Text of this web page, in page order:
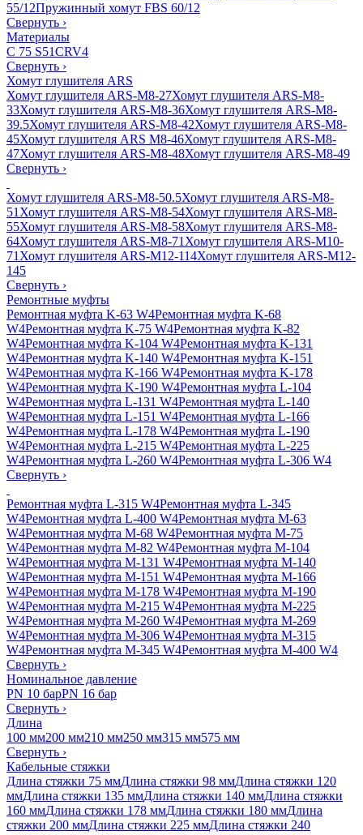
55/12Пружинный хомут FBS 60/12
Свернуть ›
Материалы
C 75 S51CRV4
Свернуть ›
Хомут глушителя ARS
Хомут глушителя ARS-M8-27Хомут глушителя ARS-M8-
33Хомут глушителя ARS-M8-36Хомут глушителя ARS-M8-
39.5Хомут глушителя ARS-M8-42Хомут глушителя ARS-M8-
45Хомут глушителя ARS M8-46Хомут глушителя ARS-M8-
47Хомут глушителя ARS-M8-48Хомут глушителя ARS-M8-49
Свернуть ›
Хомут глушителя ARS-M8-50.5Хомут глушителя ARS-M8-
51 Хомут глушителя ARS-M8-54Хомут глушителя ARS-M8-
55Хомут глушителя ARS-M8-58Хомут глушителя ARS-M8-
64Хомут глушителя ARS-M8-71 Хомут глушителя ARS-M10-
71 Хомут глушителя ARS-M12-114Хомут глушителя ARS-M12-
145
Свернуть ›
Ремонтные муфты
Ремонтная муфта K-63 W4Ремонтная муфта K-68
W4Ремонтная муфта K-75 W4Ремонтная муфта K-82
W4Ремонтная муфта K-104 W4Ремонтная муфта K-131
W4Ремонтная муфта K-140 W4Ремонтная муфта K-151
W4Ремонтная муфта K-166 W4Ремонтная муфта K-178
W4Ремонтная муфта K-190 W4Ремонтная муфта L-104
W4Ремонтная муфта L-131 W4Ремонтная муфта L-140
W4Ремонтная муфта L-151 W4Ремонтная муфта L-166
W4Ремонтная муфта L-178 W4Ремонтная муфта L-190
W4Ремонтная муфта L-215 W4Ремонтная муфта L-225
W4Ремонтная муфта L-260 W4Ремонтная муфта L-306 W4
Свернуть ›
Ремонтная муфта L-315 W4Ремонтная муфта L-345
W4Ремонтная муфта L-400 W4Ремонтная муфта M-63
W4Ремонтная муфта M-68 W4Ремонтная муфта M-75
W4Ремонтная муфта M-82 W4Ремонтная муфта M-104
W4Ремонтная муфта M-131 W4Ремонтная муфта M-140
W4Ремонтная муфта M-151 W4Ремонтная муфта M-166
W4Ремонтная муфта M-178 W4Ремонтная муфта M-190
W4Ремонтная муфта M-215 W4Ремонтная муфта M-225
W4Ремонтная муфта M-260 W4Ремонтная муфта M-269
W4Ремонтная муфта M-306 W4Ремонтная муфта M-315
W4Ремонтная муфта M-345 W4Ремонтная муфта M-400 W4
Свернуть ›
Номинальное давление
PN 10 барPN 16 бар
Свернуть ›
Длина
100 мм200 мм210 мм250 мм315 мм575 мм
Свернуть ›
Кабельные стяжки
Длина стяжки 75 ммДлина стяжки 98 ммДлина стяжки 120
ммДлина стяжки 135 ммДлина стяжки 140 ммДлина стяжки
160 ммДлина стяжки 178 ммДлина стяжки 180 ммДлина
стяжки 200 ммДлина стяжки 225 ммДлина стяжки 240